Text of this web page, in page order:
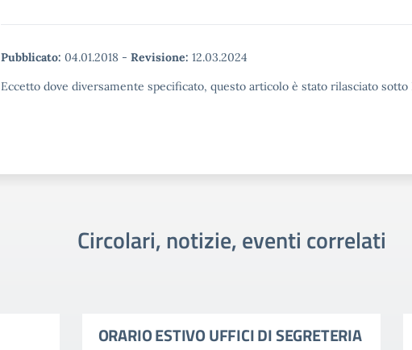
Pubblicato: 04.01.2018 - Revisione: 12.03.2024
Eccetto dove diversamente specificato, questo articolo è stato rilasciato
Circolari, notizie, eventi correlati
ORARIO ESTIVO UFFICI DI SEGRETERIA